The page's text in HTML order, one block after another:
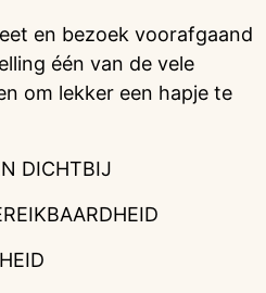
en bezoek voorafgaand
één van de vele
om lekker een hapje te
DICHTBIJ